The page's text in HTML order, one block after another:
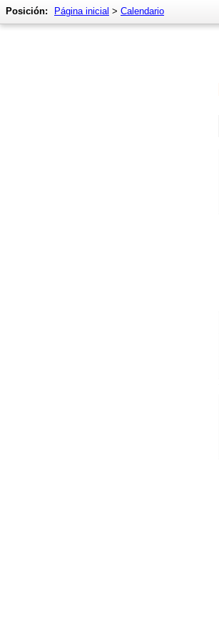
Posición: Página inicial > Calendario